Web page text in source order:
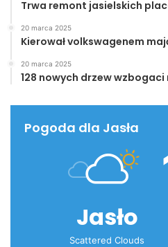
Trwa remont jasielskich
20 marca 2025
Kierował volkswagenem
20 marca 2025
128 nowych drzew
Pogoda dla Jasła
Jasło
Scattered Clouds